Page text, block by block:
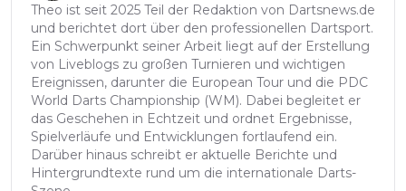
Theo ist seit 2025 Teil der Redaktion von Dartsnews.de
und berichtet dort über den professionellen Dartsport.
Ein Schwerpunkt seiner Arbeit liegt auf der Erstellung
von Liveblogs zu großen Turnieren und wichtigen
Ereignissen, darunter die European Tour und die PDC
World Darts Championship (WM). Dabei begleitet er
das Geschehen in Echtzeit und ordnet Ergebnisse,
Spielverläufe und Entwicklungen fortlaufend ein.
Darüber hinaus schreibt er aktuelle Berichte und
Hintergrundtexte rund um die internationale Darts-